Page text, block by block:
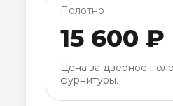
Полотно
15 600 ₽
Цена за дверное
фурнитуры.